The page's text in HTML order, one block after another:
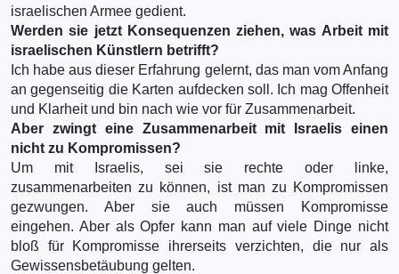
israelischen Armee gedient.
Werden sie jetzt Konsequenzen ziehen, was Arbeit mit
israelischen Künstlern betrifft?
Ich habe aus dieser Erfahrung gelernt, das man vom Anfang
an gegenseitig die Karten aufdecken soll. Ich mag Offenheit
und Klarheit und bin nach wie vor für Zusammenarbeit.
Aber zwingt eine Zusammenarbeit mit Israelis einen
nicht zu Kompromissen?
Um mit Israelis, sei sie rechte oder linke,
zusammenarbeiten zu können, ist man zu Kompromissen
gezwungen. Aber sie auch müssen Kompromisse
eingehen. Aber als Opfer kann man auf viele Dinge nicht
bloß für Kompromisse ihrerseits verzichten, die nur als
Gewissensbetäubung gelten.